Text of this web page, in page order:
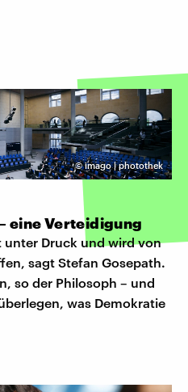
©imago | photothek
eine Verteidigung
unter Druck und wird von
sagt Stefan Gosepath.
so der Philosoph – und
was Demokratie